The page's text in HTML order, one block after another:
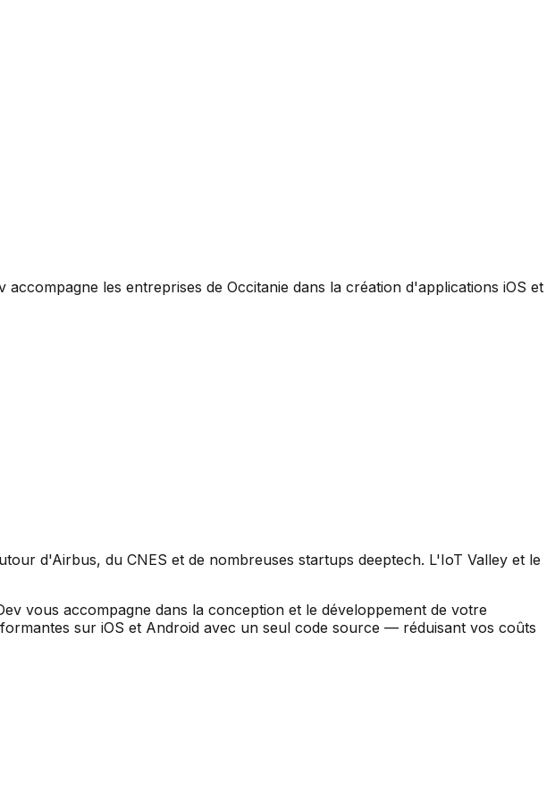
accompagne les entreprises de Occitanie dans la création d'applications iOS et
d'Airbus, du CNES et de nombreuses startups deeptech. L'IoT Valley et le
vous accompagne dans la conception et le développement de votre
sur iOS et Android avec un seul code source — réduisant vos coûts